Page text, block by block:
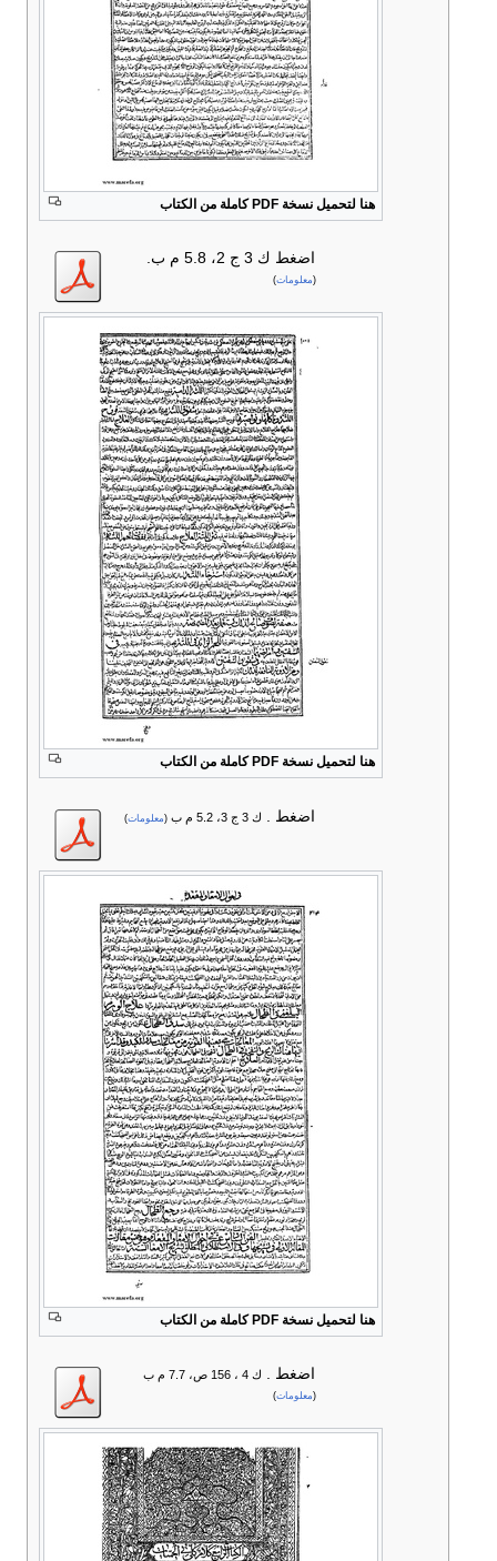
هنا لتحميل نسخة PDF كاملة من الكتاب
اضغط
هنا لتحميل نسخة PDF كاملة من الكتاب
ك 3 ج 2، 5.8 م ب.
(معلومات)
اضغط
هنا لتحميل نسخة PDF كاملة من الكتاب
ك 3 ج 3، 5.2 م ب (معلومات)
اضغط . ك 4 ، 156 ص، 7.7 م ب
(معلومات)